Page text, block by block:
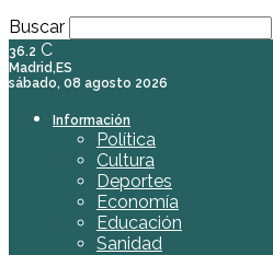
Buscar
36.2 C
Madrid,ES
sábado, 08 agosto 2026
Información
Política
Cultura
Deportes
Economía
Educación
Sanidad